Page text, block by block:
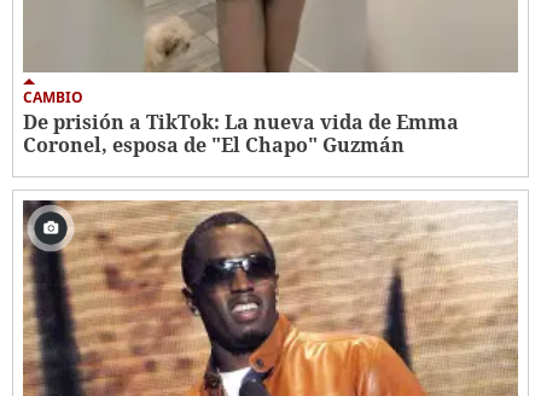
CAMBIO
De prisión a TikTok: La nueva vida de Emma
Coronel, esposa de "El Chapo" Guzmán